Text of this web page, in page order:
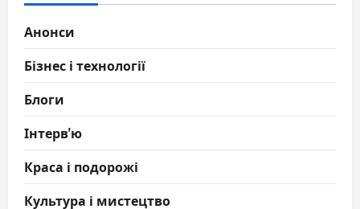
Анонси
Бізнес і технології
Блоги
Інтерв'ю
Краса і подорожі
Культура і мистецтво